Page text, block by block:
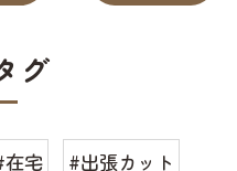
グ
在宅 #出張カット